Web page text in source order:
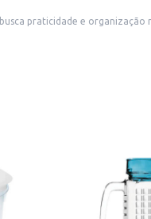
praticidade e